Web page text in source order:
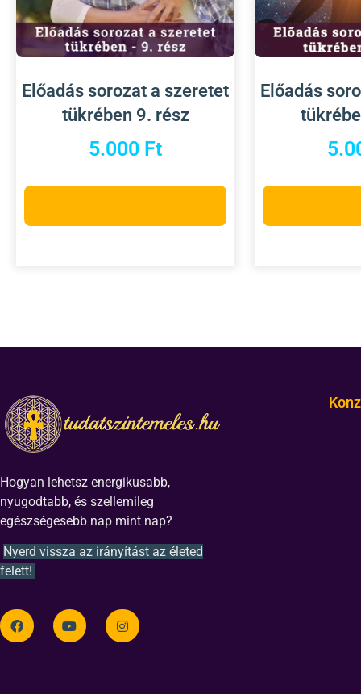
Előadás sorozat a szeretet
tükrében 9. rész
5.000 Ft
Előadás
Hogyan lehetsz energikusabb,
nyugodtabb, és szellemileg
egészségesebb nap mint nap?
Nyerd vissza az irányítást az életed
felett!